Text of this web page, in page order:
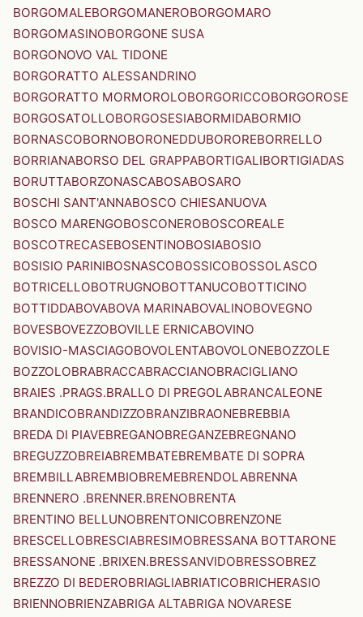
BORGOMALEBORGOMANEROBORGOMARO
BORGOMASINOBORGONE SUSA
BORGONOVO VAL TIDONE
BORGORATTO ALESSANDRINO
BORGORATTO MORMOROLOBORGORICCOBORGOROSE
BORGOSATOLLOBORGOSESIABORMIDABORMIO
BORNASCOBORNOBORONEDDUBOROREBORRELLO
BORRIANABORSO DEL GRAPPABORTIGALIBORTIGIADAS
BORUTTABORZONASCABOSABOSARO
BOSCHI SANT'ANNABOSCO CHIESANUOVA
BOSCO MARENGOBOSCONEROBOSCOREALE
BOSCOTRECASEBOSENTINOBOSIABOSIO
BOSISIO PARINIBOSNASCOBOSSICOBOSSOLASCO
BOTRICELLOBOTRUGNOBOTTANUCOBOTTICINO
BOTTIDDABOVABOVA MARINABOVALINOBOVEGNO
BOVESBOVEZZOBOVILLE ERNICABOVINO
BOVISIO-MASCIAGOBOVOLENTABOVOLONEBOZZOLE
BOZZOLOBRABRACCABRACCIANOBRACIGLIANO
BRAIES .PRAGS.BRALLO DI PREGOLABRANCALEONE
BRANDICOBRANDIZZOBRANZIBRAONEBREBBIA
BREDA DI PIAVEBREGANOBREGANZEBREGNANO
BREGUZZOBREIABREMBATEBREMBATE DI SOPRA
BREMBILLABREMBIOBREMEBRENDOLABRENNA
BRENNERO .BRENNER.BRENOBRENTA
BRENTINO BELLUNOBRENTONICOBRENZONE
BRESCELLOBRESCIABRESIMOBRESSANA BOTTARONE
BRESSANONE .BRIXEN.BRESSANVIDOBRESSOBREZ
BREZZO DI BEDEROBRIAGLIABRIATICOBRICHERASIO
BRIENNOBRIENZABRIGA ALTABRIGA NOVARESE